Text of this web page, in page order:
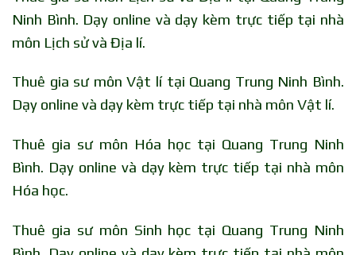
Ninh Bình. Dạy online và dạy kèm trực tiếp tại nhà
môn Lịch sử và Địa lí.
Thuê gia sư môn Vật lí tại Quang Trung Ninh Bình.
Dạy online và dạy kèm trực tiếp tại nhà môn Vật lí.
Thuê gia sư môn Hóa học tại Quang Trung Ninh
Bình. Dạy online và dạy kèm trực tiếp tại nhà môn
Hóa học.
Thuê gia sư môn Sinh học tại Quang Trung Ninh